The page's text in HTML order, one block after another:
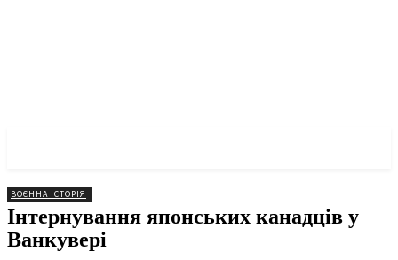
ВОЄННА ІСТОРІЯ
Інтернування японських канадців у
Ванкувері